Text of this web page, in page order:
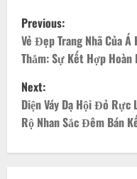
P
o
s
t
n
Previous:
Vẻ Đẹp Trang Nhã Của
Thắm: Sự Kết Hợp Hoàn
Next:
Diện Váy Dạ Hội Đỏ Rực
Rộ Nhan Sắc Đêm Bán